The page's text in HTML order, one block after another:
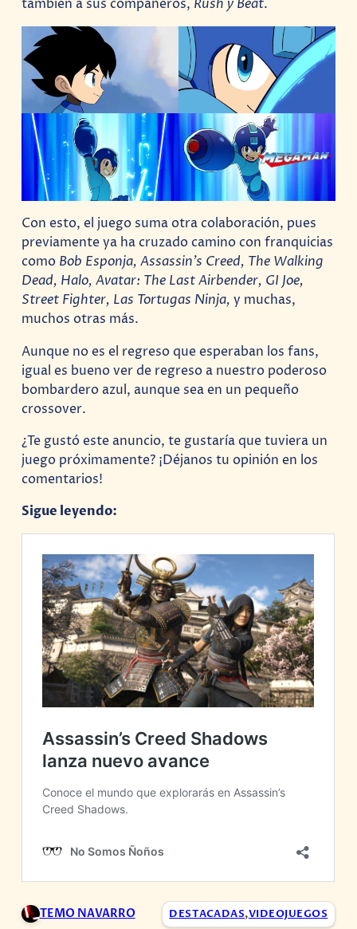
también a sus compañeros, Rush y Beat.
Con esto, el juego suma otra colaboración, pues
previamente ya ha cruzado camino con franquicias
como Bob Esponja, Assassin’s Creed, The Walking
Dead, Halo, Avatar: The Last Airbender, GI Joe,
Street Fighter, Las Tortugas Ninja, y muchas,
muchos otras más.
Aunque no es el regreso que esperaban los fans,
igual es bueno ver de regreso a nuestro poderoso
bombardero azul, aunque sea en un pequeño
crossover.
¿Te gustó este anuncio, te gustaría que tuviera un
juego próximamente? ¡Déjanos tu opinión en los
comentarios!
Sigue leyendo:
TEMO NAVARRO DESTACADAS,VIDEOJUEGOS